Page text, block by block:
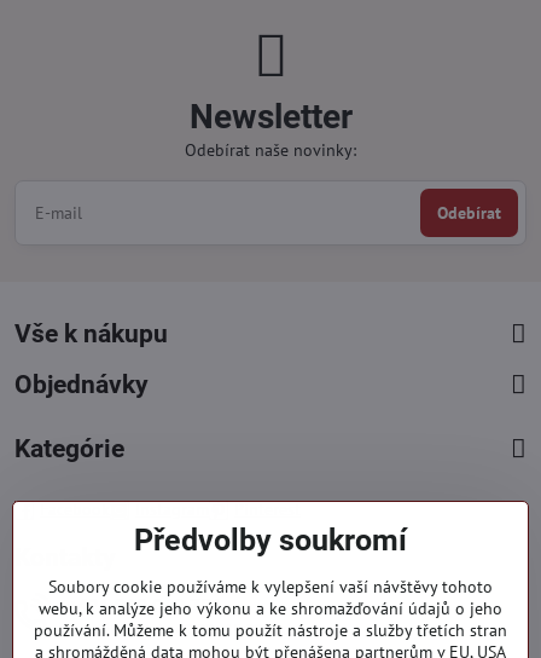
Newsletter
Odebírat naše novinky:
Odebírat
Vše k nákupu
Objednávky
Kategórie
+421 919 060 751
Pondělí - Pátek : 09:00 - 15:00 hod.
Předvolby soukromí
Soubory cookie používáme k vylepšení vaší návštěvy tohoto
webu, k analýze jeho výkonu a ke shromažďování údajů o jeho
používání. Můžeme k tomu použít nástroje a služby třetích stran
a shromážděná data mohou být přenášena partnerům v EU, USA